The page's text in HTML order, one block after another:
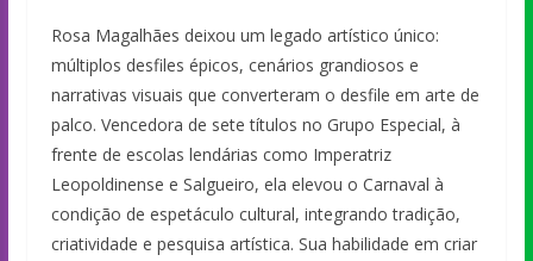
Rosa Magalhães deixou um legado artístico único:
múltiplos desfiles épicos, cenários grandiosos e
narrativas visuais que converteram o desfile em arte de
palco. Vencedora de sete títulos no Grupo Especial, à
frente de escolas lendárias como Imperatriz
Leopoldinense e Salgueiro, ela elevou o Carnaval à
condição de espetáculo cultural, integrando tradição,
criatividade e pesquisa artística. Sua habilidade em criar